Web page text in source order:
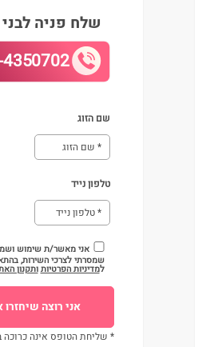
שלח פניה
שם הזוג
טלפון נייד
אני מאשר/ת שימוש
שמסרתי לצרכי השירות,
למדיניות הפרטיות ותקנון
* שליחת הטופס אינה